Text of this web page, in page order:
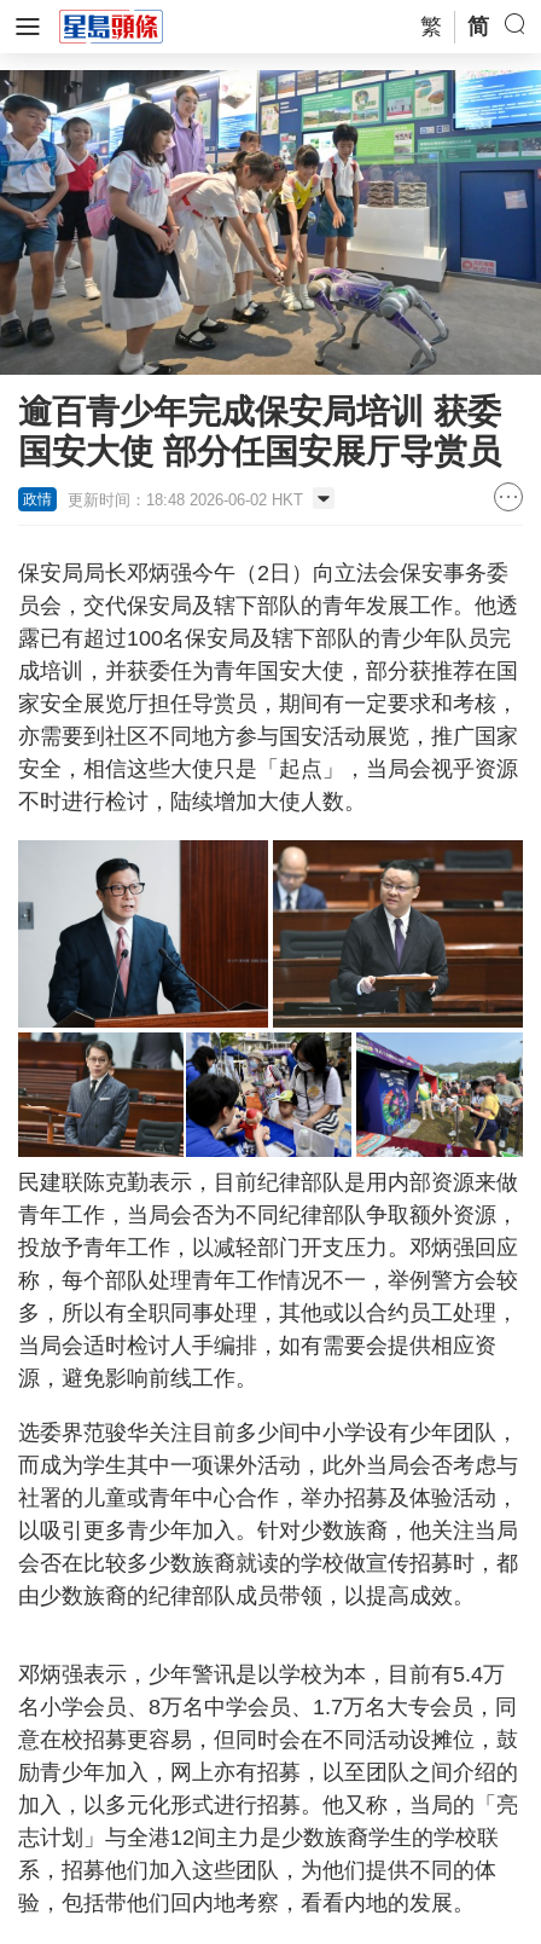
繁 简
逾百青少年完成保安局培训 获委
国安大使 部分任国安展厅导赏员
政情 更新时间：18:48 2026-06-02 HKT
保安局局长邓炳强今午（2日）向立法会保安事务委
员会，交代保安局及辖下部队的青年发展工作。他透
露已有超过100名保安局及辖下部队的青少年队员完
成培训，并获委任为青年国安大使，部分获推荐在国
家安全展览厅担任导赏员，期间有一定要求和考核，
亦需要到社区不同地方参与国安活动展览，推广国家
安全，相信这些大使只是「起点」，当局会视乎资源
不时进行检讨，陆续增加大使人数。
民建联陈克勤表示，目前纪律部队是用内部资源来做
青年工作，当局会否为不同纪律部队争取额外资源，
投放予青年工作，以减轻部门开支压力。邓炳强回应
称，每个部队处理青年工作情况不一，举例警方会较
多，所以有全职同事处理，其他或以合约员工处理，
当局会适时检讨人手编排，如有需要会提供相应资
源，避免影响前线工作。
选委界范骏华关注目前多少间中小学设有少年团队，
而成为学生其中一项课外活动，此外当局会否考虑与
社署的儿童或青年中心合作，举办招募及体验活动，
以吸引更多青少年加入。针对少数族裔，他关注当局
会否在比较多少数族裔就读的学校做宣传招募时，都
由少数族裔的纪律部队成员带领，以提高成效。
邓炳强表示，少年警讯是以学校为本，目前有5.4万
名小学会员、8万名中学会员、1.7万名大专会员，同
意在校招募更容易，但同时会在不同活动设摊位，鼓
励青少年加入，网上亦有招募，以至团队之间介绍的
加入，以多元化形式进行招募。他又称，当局的「亮
志计划」与全港12间主力是少数族裔学生的学校联
系，招募他们加入这些团队，为他们提供不同的体
验，包括带他们回内地考察，看看内地的发展。